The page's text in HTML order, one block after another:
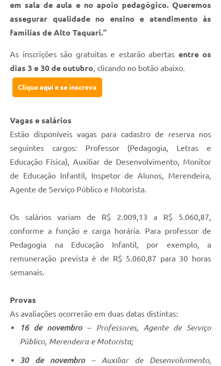
em sala de aula e no apoio pedagógico. Queremos
assegurar qualidade no ensino e atendimento às
famílias de Alto Taquari.”
As inscrições são gratuitas e estarão abertas entre os
dias 3 e 30 de outubro, clicando no botão abaixo.
Clique aqui e se inscreva
Vagas e salários
Estão disponíveis vagas para cadastro de reserva nos
seguintes cargos: Professor (Pedagogia, Letras e
Educação Física), Auxiliar de Desenvolvimento, Monitor
de Educação Infantil, Inspetor de Alunos, Merendeira,
Agente de Serviço Público e Motorista.
Os salários variam de R$ 2.009,13 a R$ 5.060,87,
conforme a função e carga horária. Para professor de
Pedagogia na Educação Infantil, por exemplo, a
remuneração prevista é de R$ 5.060,87 para 30 horas
semanais.
Provas
As avaliações ocorrerão em duas datas distintas:
16 de novembro– Professores, Agente de Serviço
Público, Merendeira e Motorista;
30 de novembro– Auxiliar de Desenvolvimento,